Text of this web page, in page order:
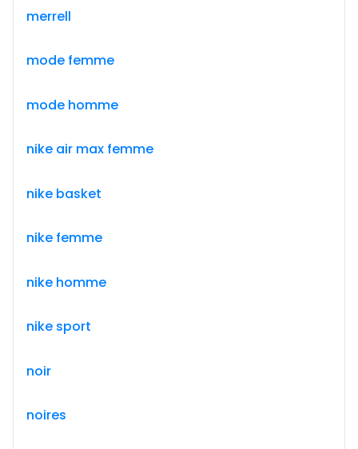
merrell
mode femme
mode homme
nike air max femme
nike basket
nike femme
nike homme
nike sport
noir
noires